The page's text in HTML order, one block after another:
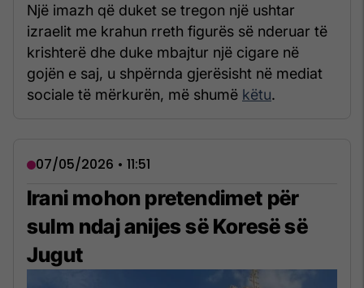
Një imazh që duket se tregon një ushtar
izraelit me krahun rreth figurës së nderuar të
krishterë dhe duke mbajtur një cigare në
gojën e saj, u shpërnda gjerësisht në mediat
sociale të mërkurën, më shumë këtu.
07/05/2026 • 11:51
Irani mohon pretendimet për
sulm ndaj anijes së Koresë së
Jugut